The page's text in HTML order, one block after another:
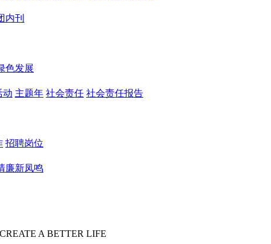
内刊
色发展
动 主题年 社会责任 社会责任报告
招聘岗位
廉新凤鸣
A BETTER LIFE